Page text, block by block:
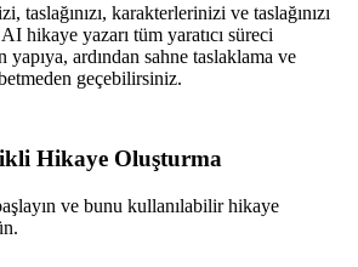
taslağınızı, karakterlerinizi ve taslağınızı
hikaye yazarı tüm yaratıcı süreci
ardından sahne taslaklama ve
geçebilirsiniz.
Hikaye Oluşturma
ve bunu kullanılabilir hikaye